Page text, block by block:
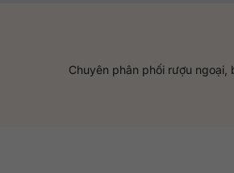
Chuyên phân phối rượu